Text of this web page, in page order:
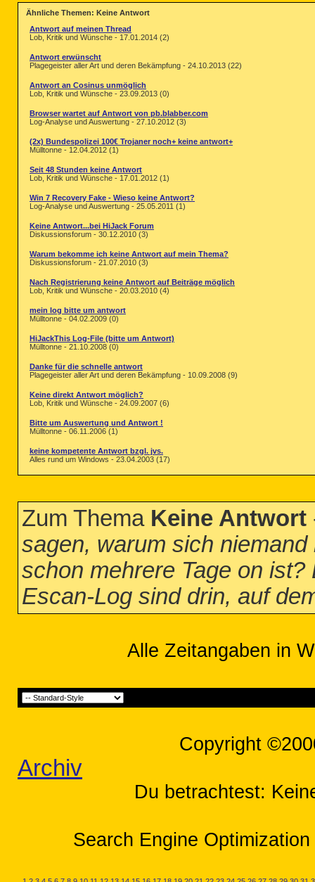
Ähnliche Themen: Keine Antwort
Antwort auf meinen Thread
Lob, Kritik und Wünsche - 17.01.2014 (2)
Antwort erwünscht
Plagegeister aller Art und deren Bekämpfung - 24.10.2013 (22)
Antwort an Cosinus unmöglich
Lob, Kritik und Wünsche - 23.09.2013 (0)
Browser wartet auf Antwort von pb.blabber.com
Log-Analyse und Auswertung - 27.10.2012 (3)
(2x) Bundespolizei 100€ Trojaner noch+ keine antwort+
Mülltonne - 12.04.2012 (1)
Seit 48 Stunden keine Antwort
Lob, Kritik und Wünsche - 17.01.2012 (1)
Win 7 Recovery Fake - Wieso keine Antwort?
Log-Analyse und Auswertung - 25.05.2011 (1)
Keine Antwort...bei HiJack Forum
Diskussionsforum - 30.12.2010 (3)
Warum bekomme ich keine Antwort auf mein Thema?
Diskussionsforum - 21.07.2010 (3)
Nach Registrierung keine Antwort auf Beiträge möglich
Lob, Kritik und Wünsche - 20.03.2010 (4)
mein log bitte um antwort
Mülltonne - 04.02.2009 (0)
HiJackThis Log-File (bitte um Antwort)
Mülltonne - 21.10.2008 (0)
Danke für die schnelle antwort
Plagegeister aller Art und deren Bekämpfung - 10.09.2008 (9)
Keine direkt Antwort möglich?
Lob, Kritik und Wünsche - 24.09.2007 (6)
Bitte um Auswertung und Antwort !
Mülltonne - 06.11.2006 (1)
keine kompetente Antwort bzgl. jvs.
Alles rund um Windows - 23.04.2003 (17)
Zum Thema Keine Antwort
sagen, warum sich
schon mehrere Tage on
Escan-Log sind drin, auf
Alle Zeitangaben in
Copyright
Archiv
Du betrachtest:
Search Engine